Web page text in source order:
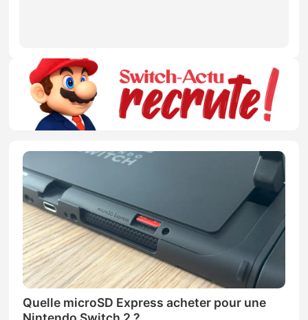
Quelle microSD Express acheter pour une